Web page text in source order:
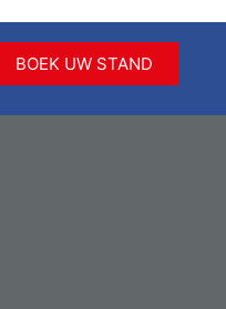
BOEK UW STAND